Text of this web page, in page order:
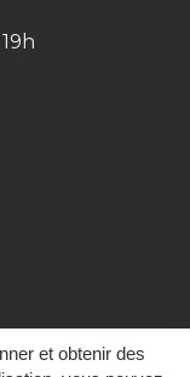
et obtenir des